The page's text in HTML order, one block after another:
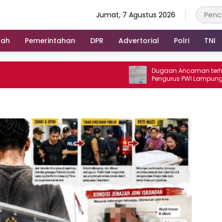
Jumat, 7 Agustus 2026
Pemerintahan DPR Advertorial Polri TNI
Dugaan Ancaman terhadap
Pengurus PWI Lampung Dikawal
Legislator dan Jurnalis